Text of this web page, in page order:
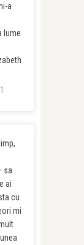
a
lume
sa
ai
cu
mi